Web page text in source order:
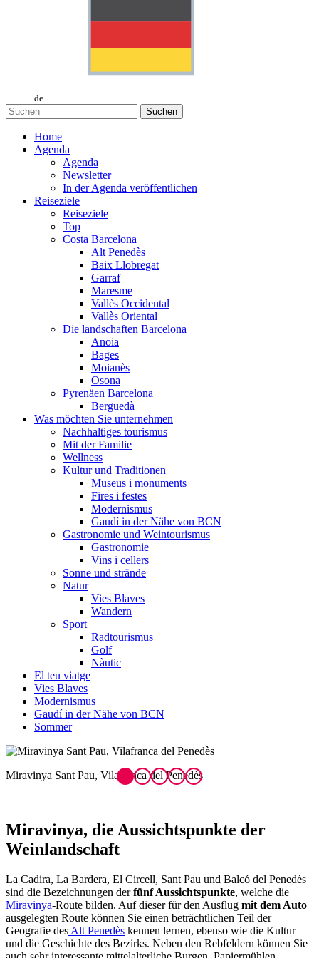
de
Suchen
Home
Agenda
Agenda
Newsletter
In der Agenda veröffentlichen
Reiseziele
Reiseziele
Top
Costa Barcelona
Alt Penedès
Baix Llobregat
Garraf
Maresme
Vallès Occidental
Vallès Oriental
Die landschaften Barcelona
Anoia
Bages
Moianès
Osona
Pyrenäen Barcelona
Berguedà
Was möchten Sie unternehmen
Nachhaltiges tourismus
Mit der Familie
Wellness
Kultur und Traditionen
Museus i monuments
Fires i festes
Modernismus
Gaudí in der Nähe von BCN
Gastronomie und Weintourismus
Gastronomie
Vins i cellers
Sonne und strände
Natur
Vies Blaves
Wandern
Sport
Radtourismus
Golf
Nàutic
El teu viatge
Vies Blaves
Modernismus
Gaudí in der Nähe von BCN
Sommer
La Cadira, La Bardera, El Circell, Sant Pau und Balcó del Penedès
Miravinya
-Route bilden. Auf dieser für den Ausflug
mit dem Auto
ausgelegten Route können Sie einen beträchtlichen Teil der
Geografie desAlt Penedèskennen lernen, ebenso wie die Kultur
und die Geschichte des Bezirks. Neben den Rebfeldern können Sie
auch sehr interessante mittelalterliche Burgen, Papiermühlen,
Kapellen, Klöster, vereinzelte Ortschaften und Naturräume
erkunden.